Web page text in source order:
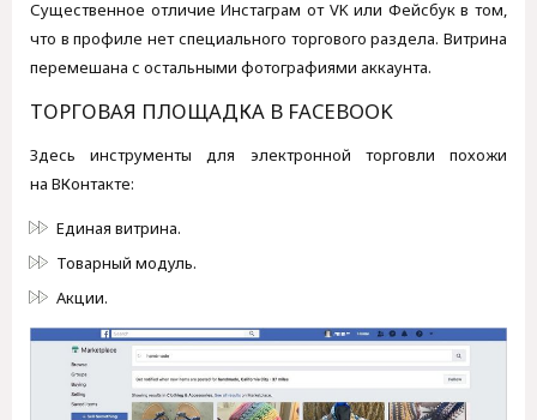
Существенное отличие Инстаграм от VK или Фейсбук в том,
что в профиле нет специального торгового раздела. Витрина
перемешана с остальными фотографиями аккаунта.
ТОРГОВАЯ ПЛОЩАДКА В FACEBOOK
Здесь инструменты для электронной торговли похожи
на ВКонтакте:
Единая витрина.
Товарный модуль.
Акции.